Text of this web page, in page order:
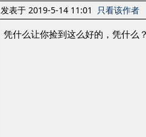
发表于 2019-5-14 11:01 只看该作者
凭什么让你捡到这么好的，凭什么